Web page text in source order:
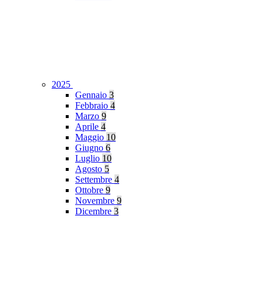
2025
Gennaio 3
Febbraio 4
Marzo 9
Aprile 4
Maggio 10
Giugno 6
Luglio 10
Agosto 5
Settembre 4
Ottobre 9
Novembre 9
Dicembre 3